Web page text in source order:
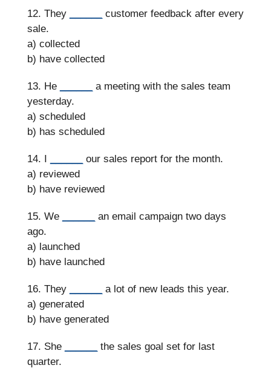
12. They
customer feedback after every
sale.
a) collected
b) have collected
13. He
a meeting with the sales team
yesterday.
a) scheduled
b) has scheduled
14. I
our sales report for the month.
a) reviewed
b) have reviewed
15. We
an email campaign two days
ago.
a) launched
b) have launched
16. They
a lot of new leads this year.
a) generated
b) have generated
17. She
the sales goal set for last
quarter.